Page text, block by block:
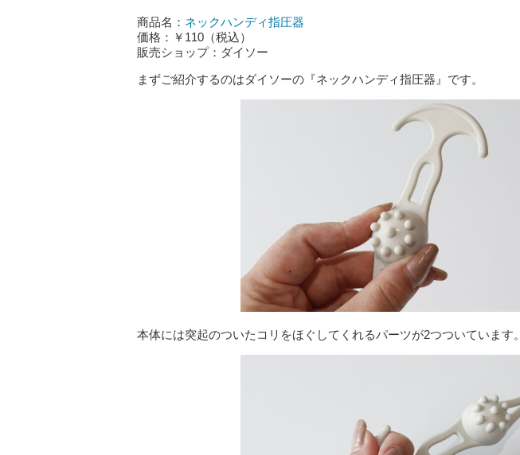
商品名： ネックハンディ指圧器
価格：￥110（税込）
販売ショップ：ダイソー
まずご紹介するのはダイソーの『ネックハンディ指圧器』です。
本体には突起のついたコリをほぐしてくれるパーツが2つついています。